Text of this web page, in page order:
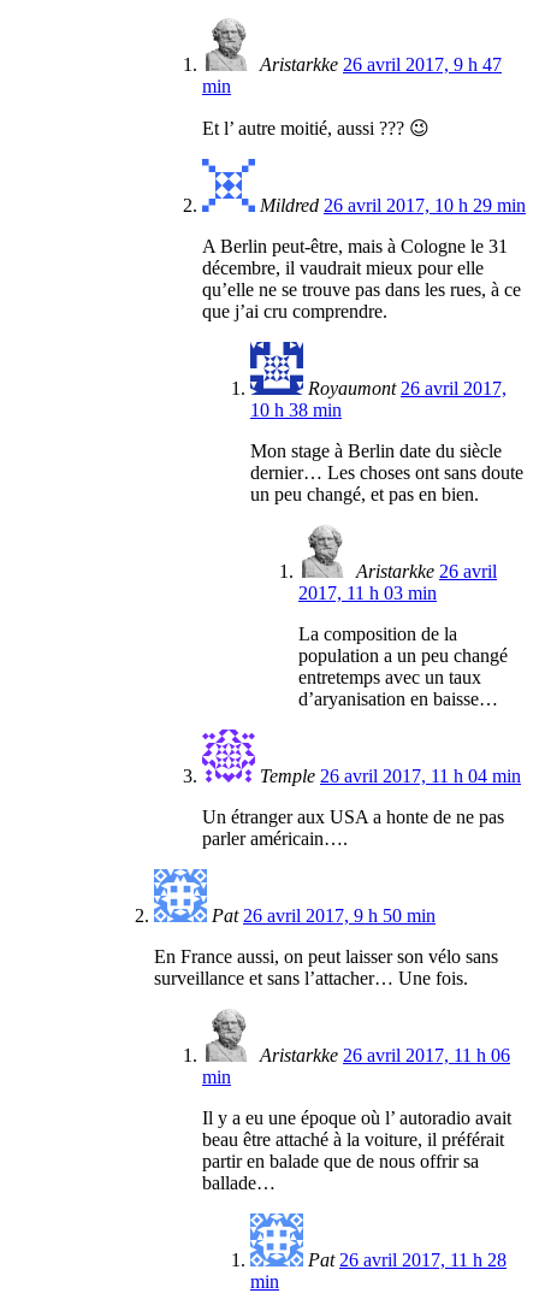
Aristarkke 26 avril 2017, 9 h 47
min
Et l’ autre moitié, aussi ??? 😉
Mildred 26 avril 2017, 10 h 29 min
A Berlin peut-être, mais à Cologne le 31
décembre, il vaudrait mieux pour elle
qu’elle ne se trouve pas dans les rues, à ce
que j’ai cru comprendre.
Royaumont 26 avril 2017,
10 h 38 min
Mon stage à Berlin date du siècle
dernier… Les choses ont sans doute
un peu changé, et pas en bien.
Aristarkke 26 avril
2017, 11 h 03 min
La composition de la
population a un peu changé
entretemps avec un taux
d’aryanisation en baisse…
Temple 26 avril 2017, 11 h 04 min
Un étranger aux USA a honte de ne pas
parler américain….
Pat 26 avril 2017, 9 h 50 min
En France aussi, on peut laisser son vélo sans
surveillance et sans l’attacher… Une fois.
Aristarkke 26 avril 2017, 11 h 06
min
Il y a eu une époque où l’ autoradio avait
beau être attaché à la voiture, il préférait
partir en balade que de nous offrir sa
ballade…
Pat 26 avril 2017, 11 h 28
min